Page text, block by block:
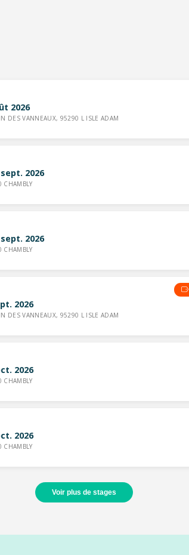
2026
DES VANNEAUX, 95290 L ISLE ADAM
2026
CHAMBLY
2026
CHAMBLY
2026
DES VANNEAUX, 95290 L ISLE ADAM
2026
CHAMBLY
2026
CHAMBLY
Voir plus de stages